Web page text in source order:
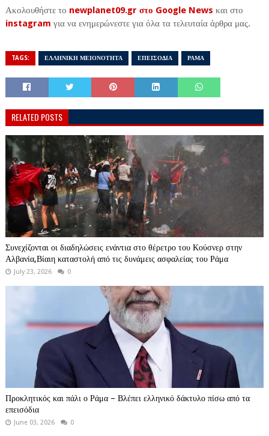
Ακολουθήστε το newplanet09.gr στο Google News και στο
instagram για να ενημερώνεστε για όλα τα τελευταία άρθρα μας.
TAGS: ΕΛΛΗΝΙΚΗ ΜΕΙΟΝΟΤΗΤΑ ΕΠΕΙΣΟΔΙΑ ΡΑΜΑ
RELATED POSTS
Συνεχίζονται οι διαδηλώσεις ενάντια στο θέρετρο του Κούσνερ στην
Αλβανία,Βίαιη καταστολή από τις δυνάμεις ασφαλείας του Ράμα
July 23, 2026 0
Προκλητικός και πάλι ο Ράμα – Βλέπει ελληνικό δάκτυλο πίσω από τα
επεισόδια
June 03, 2026 0